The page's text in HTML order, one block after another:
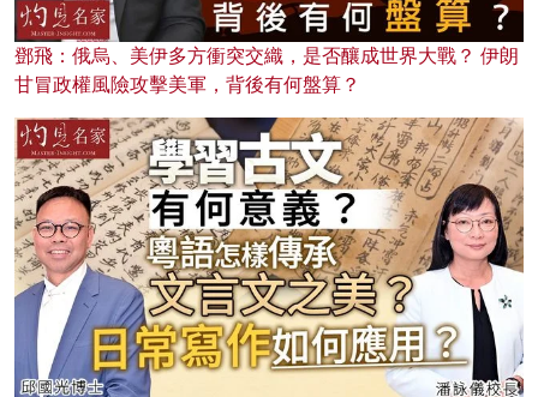
鄧飛：俄烏、美伊多方衝突交織，是否釀成世界大戰？ 伊朗
甘冒政權風險攻擊美軍，背後有何盤算？